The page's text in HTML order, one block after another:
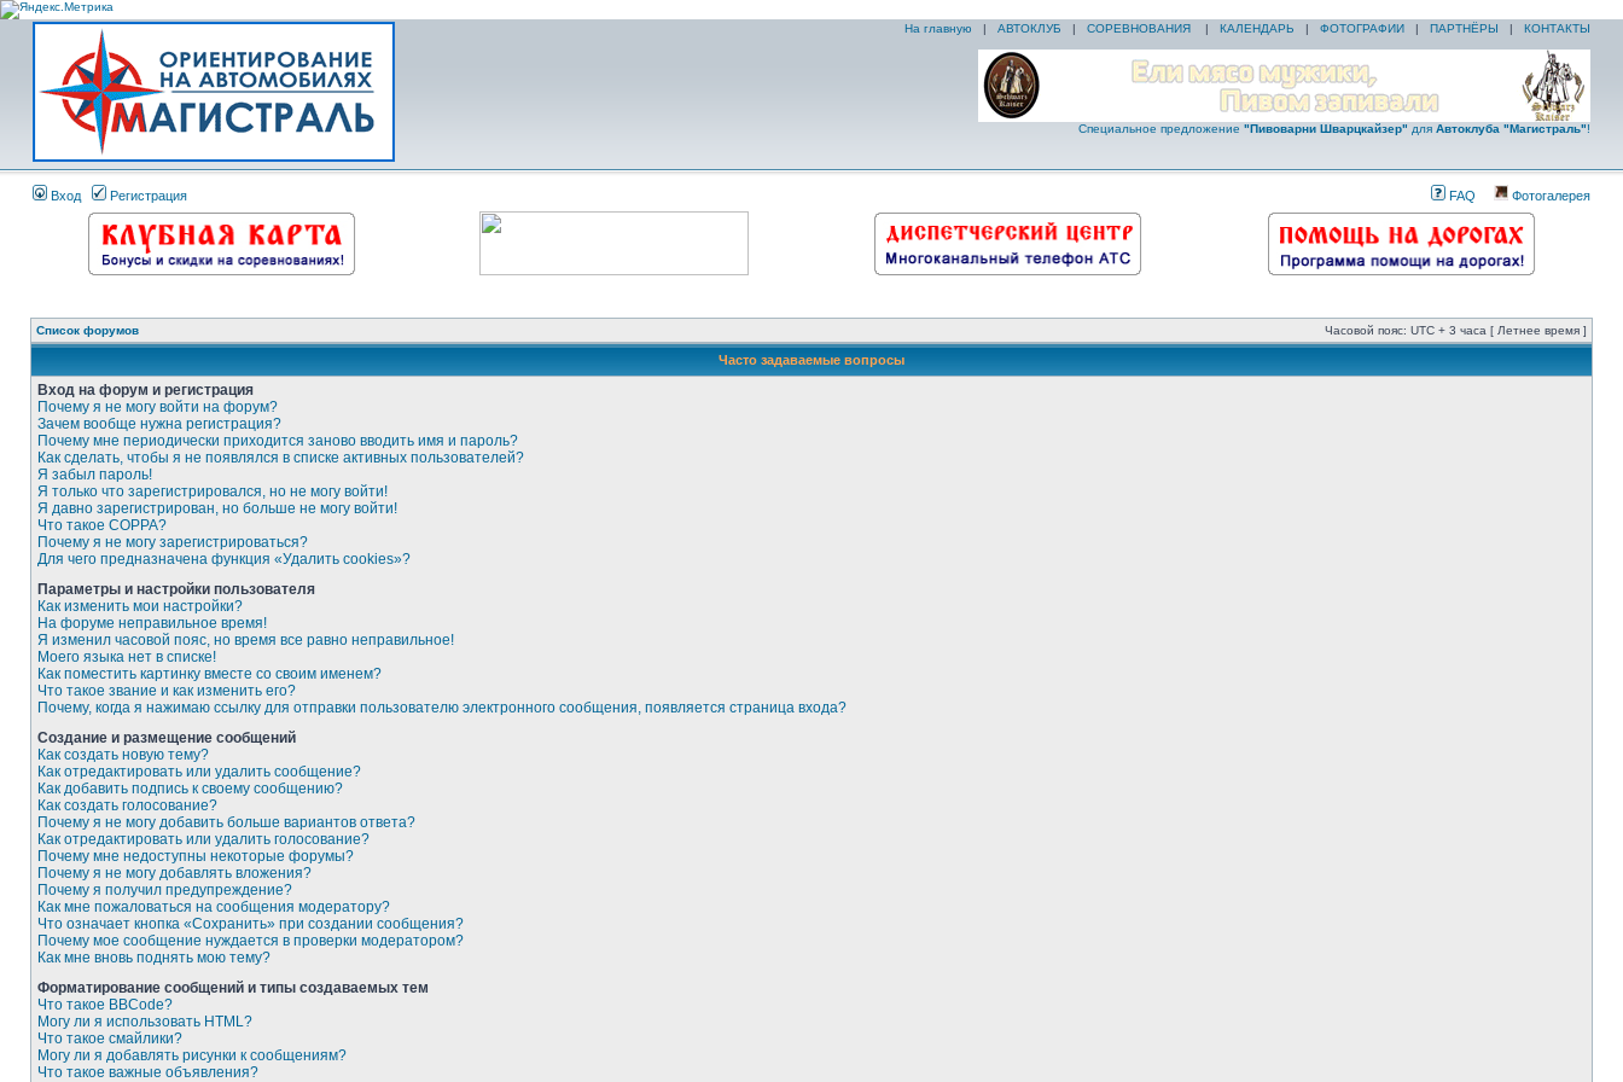
На главную | АВТОКЛУБ | СОРЕВНОВАНИЯ | КАЛЕНДАРЬ | ФОТОГРАФИИ | ПАРТНЁРЫ | КОНТАКТЫ
Специальное предложение "Пивоварни Шварцкайзер" для Автоклуба "Магистраль"!
Вход Регистрация FAQ Фотогалерея
Список форумов Часовой пояс: UTC + 3 часа [ Летнее время ]
Часто задаваемые вопросы
Вход на форум и регистрация
Почему я не могу войти на форум?
Зачем вообще нужна регистрация?
Почему мне периодически приходится заново вводить имя и пароль?
Как сделать, чтобы я не появлялся в списке активных пользователей?
Я забыл пароль!
Я только что зарегистрировался, но не могу войти!
Я давно зарегистрирован, но больше не могу войти!
Что такое COPPA?
Почему я не могу зарегистрироваться?
Для чего предназначена функция «Удалить cookies»?
Параметры и настройки пользователя
Как изменить мои настройки?
На форуме неправильное время!
Я изменил часовой пояс, но время все равно неправильное!
Моего языка нет в списке!
Как поместить картинку вместе со своим именем?
Что такое звание и как изменить его?
Почему, когда я нажимаю ссылку для отправки пользователю электронного сообщения, появляется страница входа?
Создание и размещение сообщений
Как создать новую тему?
Как отредактировать или удалить сообщение?
Как добавить подпись к своему сообщению?
Как создать голосование?
Почему я не могу добавить больше вариантов ответа?
Как отредактировать или удалить голосование?
Почему мне недоступны некоторые форумы?
Почему я не могу добавлять вложения?
Почему я получил предупреждение?
Как мне пожаловаться на сообщения модератору?
Что означает кнопка «Сохранить» при создании сообщения?
Почему мое сообщение нуждается в проверки модератором?
Как мне вновь поднять мою тему?
Форматирование сообщений и типы создаваемых тем
Что такое BBCode?
Могу ли я использовать HTML?
Что такое смайлики?
Могу ли я добавлять рисунки к сообщениям?
Что такое важные объявления?